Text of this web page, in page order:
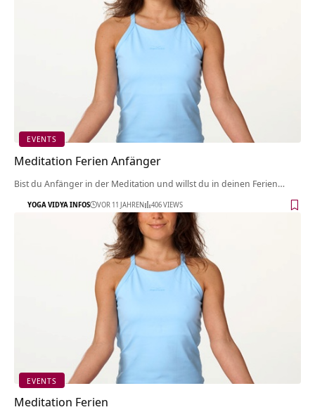
EVENTS
Meditation Ferien Anfänger
Bist du Anfänger in der Meditation und willst du in deinen Ferien…
YOGA VIDYA INFOS VOR 11 JAHREN 406 VIEWS
EVENTS
Meditation Ferien